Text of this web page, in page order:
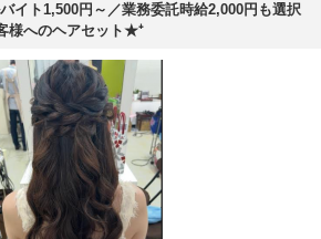
イト1,500円～／業務委託時給2,000円も選択
様へのヘアセット★⁺